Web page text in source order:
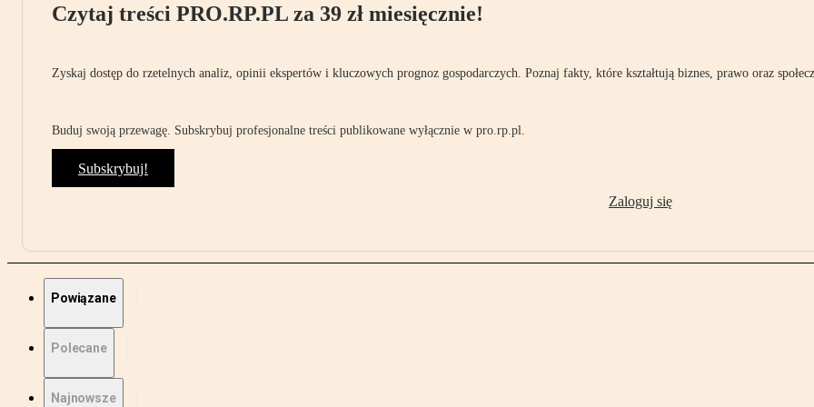
Czytaj treści PRO.RP.PL za 39 zł miesięcznie!
Zyskaj dostęp do rzetelnych analiz, opinii ekspertów i kluczowych prognoz gospodarczych. Poznaj fakty, które kształtują biznes, prawo oraz
Buduj swoją przewagę. Subskrybuj profesjonalne treści publikowane wyłącznie w pro.rp.pl.
Subskrybuj!
Zaloguj się
Powiązane
Polecane
Najnowsze